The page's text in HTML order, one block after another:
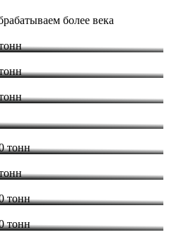
более века
тонн
тонн
тонн